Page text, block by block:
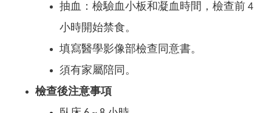
抽血：檢驗血小板和凝血時間，檢查前 4
小時開始禁食。
填寫醫學影像部檢查同意書。
須有家屬陪同。
檢查後注意事項